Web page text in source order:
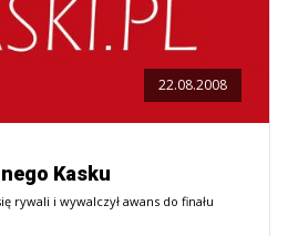
22.08.2008
Kasku
rywali i wywalczył awans do finału